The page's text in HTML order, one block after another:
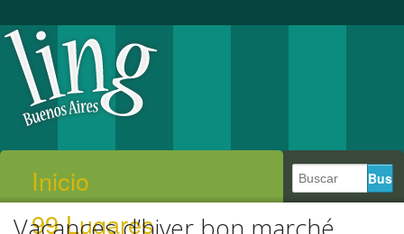
Inicio
99 Lugares